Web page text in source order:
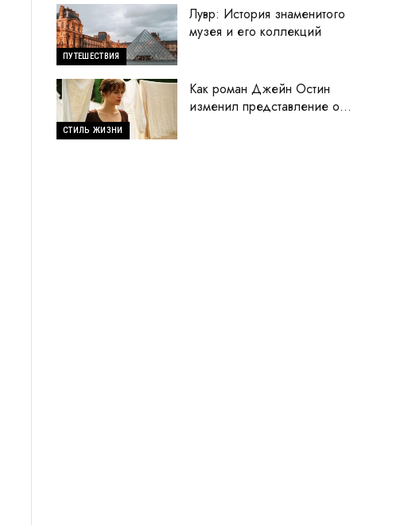
ПУТЕШЕСТВИЯ
Лувр: История знаменитого
музея и его коллекций
СТИЛЬ ЖИЗНИ
Как роман Джейн Остин
изменил представление о